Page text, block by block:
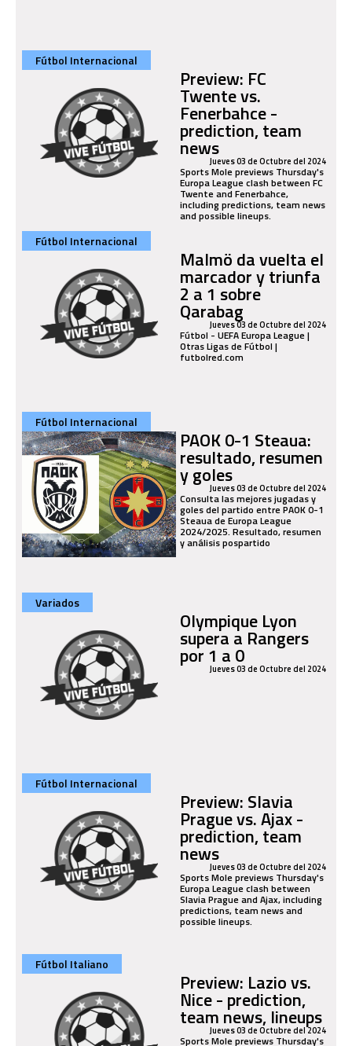
Fútbol Internacional
Preview: FC
Twente vs.
Fenerbahce -
prediction, team
newsJueves 03 de Octubre del 2024
Sports Mole previews Thursday's
Europa League clash between FC
Twente and Fenerbahce,
including predictions, team news
and possible lineups.
Fútbol Internacional
Malmö da vuelta el
marcador y triunfa
2 a 1 sobre
Qarabag
Jueves 03 de Octubre del 2024
Fútbol - UEFA Europa League |
Otras Ligas de Fútbol |
futbolred.com
Fútbol Internacional
PAOK 0-1 Steaua:
resultado, resumen
y golesJueves 03 de Octubre del 2024
Consulta las mejores jugadas y
goles del partido entre PAOK 0-1
Steaua de Europa League
2024/2025. Resultado, resumen
y análisis pospartido
Variados
Olympique Lyon
supera a Rangers
por 1 a 0
Jueves 03 de Octubre del 2024
Fútbol Internacional
Preview: Slavia
Prague vs. Ajax -
prediction, team
newsJueves 03 de Octubre del 2024
Sports Mole previews Thursday's
Europa League clash between
Slavia Prague and Ajax, including
predictions, team news and
possible lineups.
Fútbol Italiano
Preview: Lazio vs.
Nice - prediction,
team news, lineups
Jueves 03 de Octubre del 2024
Sports Mole previews Thursday's